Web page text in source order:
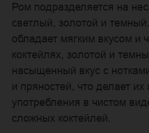
Ром подразделяется на
светлый, золотой и
обладает мягким вкусом и
коктейлях, золотой и
насыщенный вкус с
и пряностей, что делает
употребления в чистом
сложных коктейлей.